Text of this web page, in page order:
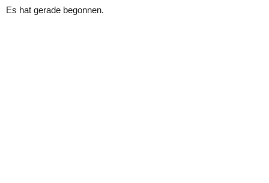
Es hat gerade begonnen.